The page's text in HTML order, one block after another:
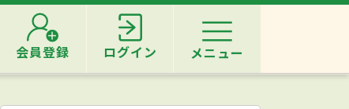
会員登録 ログイン メニュー